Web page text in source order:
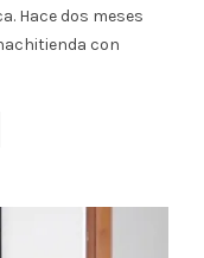
Hace dos meses
con